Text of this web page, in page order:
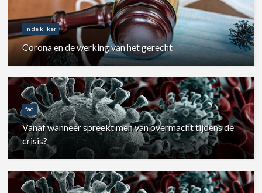
in de kijker
Corona en de werking van het gerecht
faq
Vanaf wanneer spreekt men van overmacht tijdens de
crisis?